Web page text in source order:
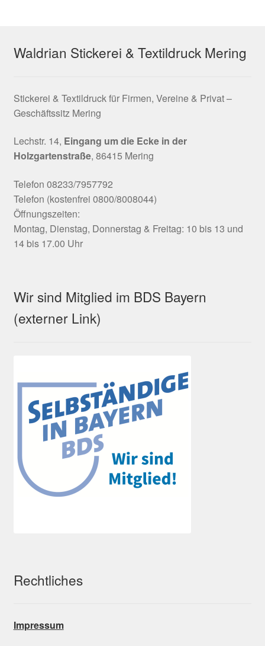
Waldrian Stickerei & Textildruck Mering
Stickerei & Textildruck für Firmen, Vereine & Privat –
Geschäftssitz Mering
Lechstr. 14, Eingang um die Ecke in der
Holzgartenstraße, 86415 Mering
Telefon 08233/7957792
Telefon (kostenfrei 0800/8008044)
Öffnungszeiten:
Montag, Dienstag, Donnerstag & Freitag: 10 bis 13 und
14 bis 17.00 Uhr
Wir sind Mitglied im BDS Bayern
(externer Link)
Rechtliches
Impressum